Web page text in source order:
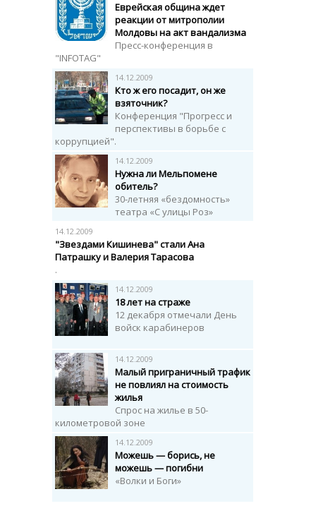
Еврейская община ждет
реакции от митрополии
Молдовы на акт вандализма
Пресс-конференция в
"INFOTAG"
14.12.2009
Кто ж его посадит, он же
взяточник?
Конференция "Прогресс и
перспективы в борьбе с
коррупцией".
14.12.2009
Нужна ли Мельпомене
обитель?
30-летняя «бездомность»
театра «С улицы Роз»
14.12.2009
"Звездами Кишинева" стали Ана
Патрашку и Валерия Тарасова
.
14.12.2009
18 лет на страже
12 декабря отмечали День
войск карабинеров
14.12.2009
Малый приграничный трафик
не повлиял на стоимость
жилья
Спрос на жилье в 50-
километровой зоне
14.12.2009
Можешь — борись, не
можешь — погибни
«Волки и Боги»